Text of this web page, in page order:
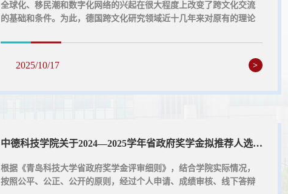
全球化、移民潮和数字化网络的兴起在很大程度上改变了跨文化交流
的基础和条件。为此，德国跨文化研究领域近十几年来对原有的理论
案。本报告围绕其中一些颇具争议的话题，分析了德国跨文化研究的
现状，并讨论了我们从德国学界的这场大辩论中可以得到哪些启示。
一、报告时间：10月21日（周二）15:30-17:30二、报告地点：中德科
2025/10/17 >
中德科技学院关于2024—2025学年省政府奖学金拟推荐人选公示
根据《青岛科技大学省政府奖学金评审细则》，结合学院实际情况，
按照公平、公正、公开的原则，经过个人申请、成绩审核、线下答辩